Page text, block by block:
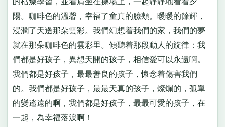
陽。咖啡色的溫馨，幸福了童真的臉頰。暖暖的餘輝，
浸潤了天邊那朵雲彩。我們幻想着我們的家，我們的夢
就在那朵咖啡色的雲彩里。傾聽着那段動人的旋律：我
們都是好孩子，異想天開的孩子，相信愛可以永遠啊。
我們都是好孩子，最最善良的孩子，懷念着傷害我們
的。我們都是好孩子，最最天真的孩子，燦爛的，孤單
的變遙遠的啊，我們都是好孩子，最最可愛的孩子，在
一起，為幸福落淚啊！